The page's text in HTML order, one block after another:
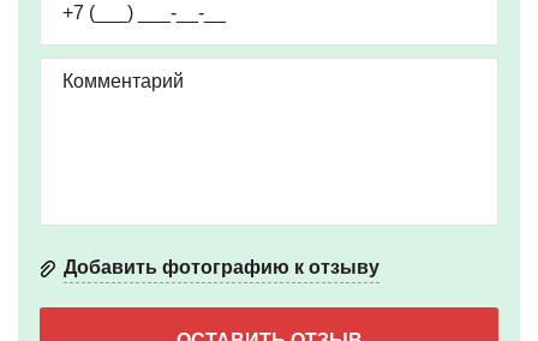
Добавить фотографию к отзыву